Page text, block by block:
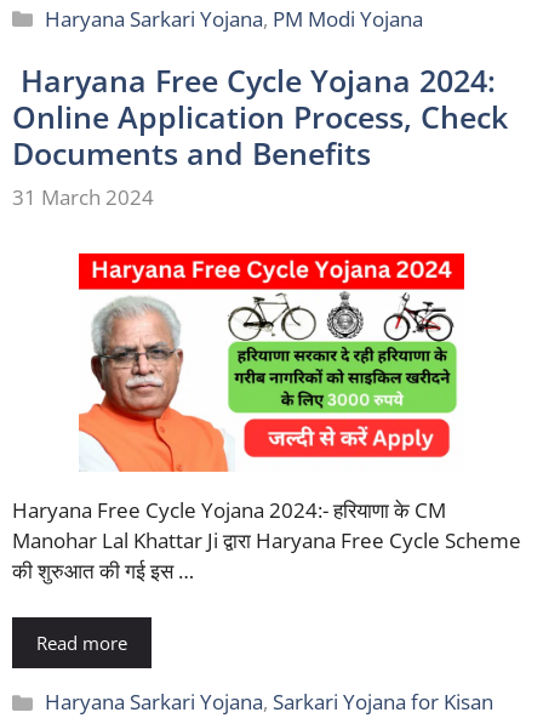
Categories
Haryana Sarkari Yojana, PM Modi Yojana
Haryana Free Cycle Yojana 2024:
Online Application Process, Check
Documents and Benefits
31 March 2024
Haryana Free Cycle Yojana 2024:- हरियाणा के CM
Manohar Lal Khattar Ji द्वारा Haryana Free Cycle Scheme
की शुरुआत की गई इस …
Read more
Categories
Haryana Sarkari Yojana, Sarkari Yojana for Kisan